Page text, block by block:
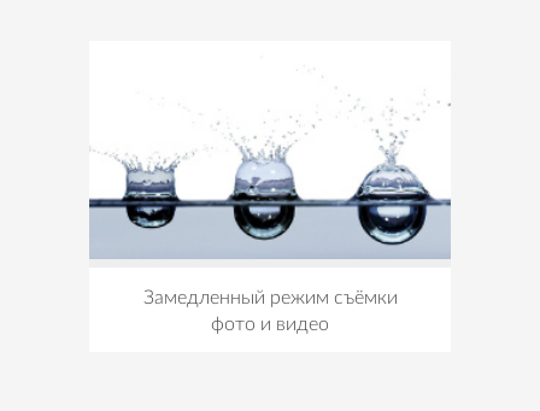
Замедленный режим съёмки
фото и видео